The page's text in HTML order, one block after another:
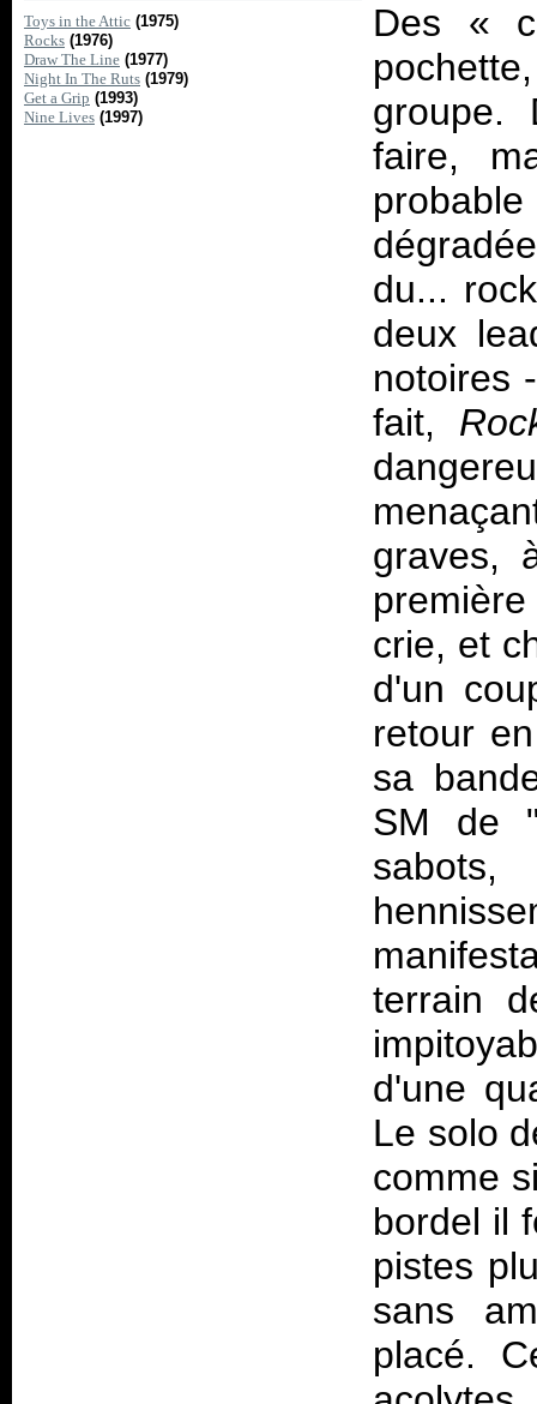
Toys in the Attic (1975)
Rocks (1976)
Draw The Line (1977)
Night In The Ruts (1979)
Get a Grip (1993)
Nine Lives (1997)
Des «
groupe.
faire,
du...
deux
notoires
fait,
graves,
crie, et
d'un
retour
sa
SM de
terrain
d'une
Le solo
comme
bordel il
pistes
sans
placé.